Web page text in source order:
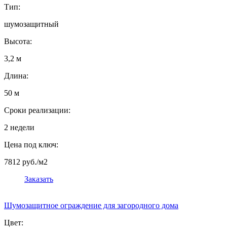
Тип:
шумозащитный
Высота:
3,2 м
Длина:
50 м
Сроки реализации:
2 недели
Цена под ключ:
7812 руб./м2
Заказать
Шумозащитное ограждение для загородного дома
Цвет: